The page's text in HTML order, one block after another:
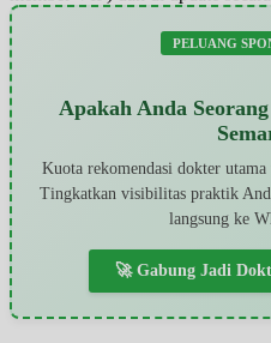
PELUANG
Apakah Anda
Kuota rekomendasi dokter
Tingkatkan visibilitas praktik
langsung ke
🚀 Gabung Jadi